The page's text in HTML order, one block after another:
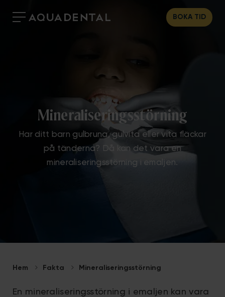
BOKA TID
Mineraliseringsstörning
Har ditt barn gulbruna, gulvita eller vita fläckar
på tänderna? Då kan det vara en
mineraliseringsstörning i emaljen.
Hem Fakta Mineraliseringsstörning
En mineraliseringsstörning i emaljen kan vara